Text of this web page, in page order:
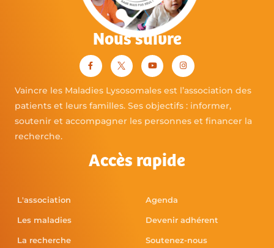
Nous suivre
Vaincre les Maladies Lysosomales est l’association des
patients et leurs familles. Ses objectifs : informer,
soutenir et accompagner les personnes et financer la
recherche.
Accès rapide
L'association
Les maladies
La recherche
Agenda
Devenir adhérent
Soutenez-nous